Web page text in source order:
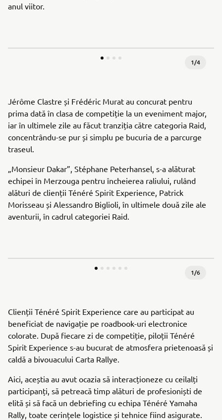
anul viitor.
1/4
Jérôme Clastre și Frédéric Murat au concurat pentru
prima dată în clasa de competiție la un eveniment major,
iar în ultimele zile au făcut tranziția către categoria Raid,
concentrându-se pur și simplu pe bucuria de a parcurge
traseul.
„Monsieur Dakar”, Stéphane Peterhansel, s-a alăturat
echipei în Merzouga pentru încheierea raliului, rulând
alături de clienții Ténéré Spirit Experience, Patrick
Morisseau și Alessandro Biglioli, în ultimele două zile ale
aventurii, în cadrul categoriei Raid.
1/6
Clienții Ténéré Spirit Experience care au participat au
beneficiat de navigație pe roadbook-uri electronice
colorate. După fiecare zi de competiție, piloții Ténéré
Spirit Experience s-au bucurat de atmosfera prietenoasă și
caldă a bivouacului Carta Rallye.
Aici, aceștia au avut ocazia să interacționeze cu ceilalți
participanți, să petreacă timp alături de profesioniști de
elită și să facă un debriefing cu echipa Ténéré Yamaha
Rally, toate cerințele logistice și tehnice fiind asigurate.